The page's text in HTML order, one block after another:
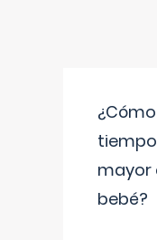
mayor
bebé?